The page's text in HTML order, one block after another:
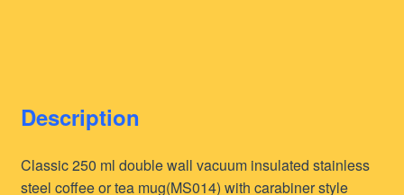
Description
Classic 250 ml double wall vacuum insulated stainless
steel coffee or tea mug(MS014) with carabiner style